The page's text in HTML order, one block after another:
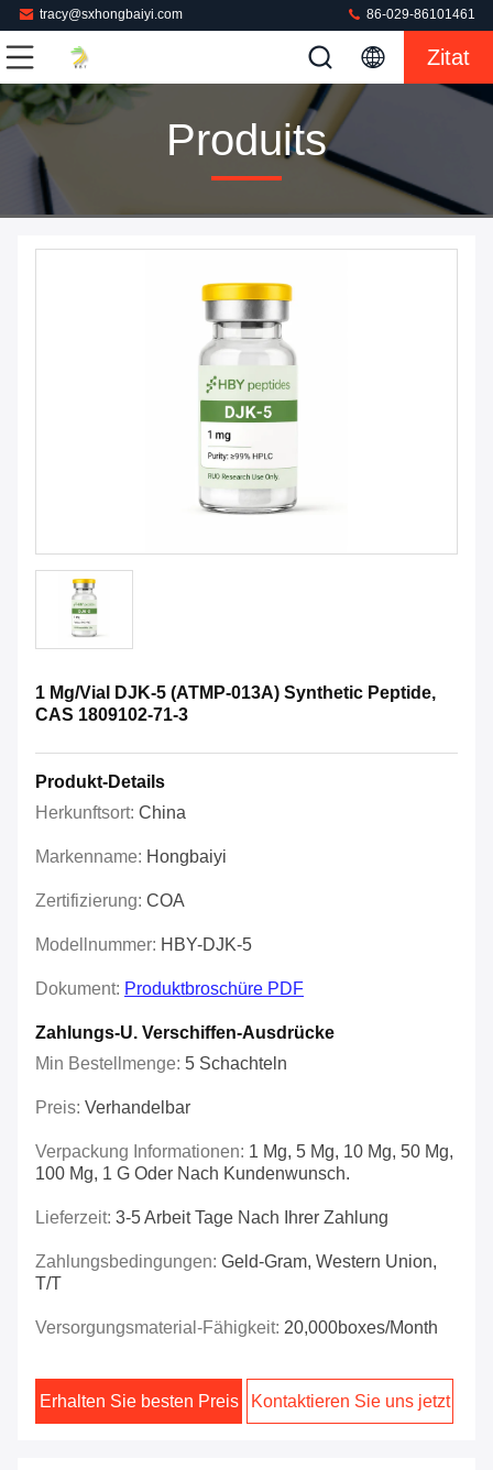
tracy@sxhongbaiyi.com 86-029-86101461
Zitat
Produits
1 Mg/Vial DJK-5 (ATMP-013A) Synthetic Peptide,
CAS 1809102-71-3
Produkt-Details
Herkunftsort: China
Markenname: Hongbaiyi
Zertifizierung: COA
Modellnummer: HBY-DJK-5
Dokument: Produktbroschüre PDF
Zahlungs-U. Verschiffen-Ausdrücke
Min Bestellmenge: 5 Schachteln
Preis: Verhandelbar
Verpackung Informationen: 1 Mg, 5 Mg, 10 Mg, 50 Mg,
100 Mg, 1 G Oder Nach Kundenwunsch.
Lieferzeit: 3-5 Arbeit Tage Nach Ihrer Zahlung
Zahlungsbedingungen: Geld-Gram, Western Union,
T/T
Versorgungsmaterial-Fähigkeit: 20,000boxes/Month
Erhalten Sie besten Preis Kontaktieren Sie uns jetzt